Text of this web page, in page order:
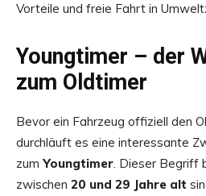
Vorteile und freie Fahrt in
Youngtimer – der
zum Oldtimer
Bevor ein Fahrzeug offiziell den
durchläuft es eine interessante
zumYoungtimer. Dieser Begriff
zwischen 20 und 29 Jahre alt